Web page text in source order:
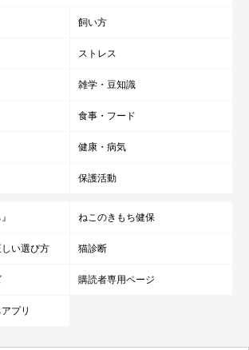
飼い方
ストレス
雑学・豆知識
食事・フード
健康・病気
保護活動
ねこのきもち健保
い選び方 猫診断
購読者専用ページ
プリ